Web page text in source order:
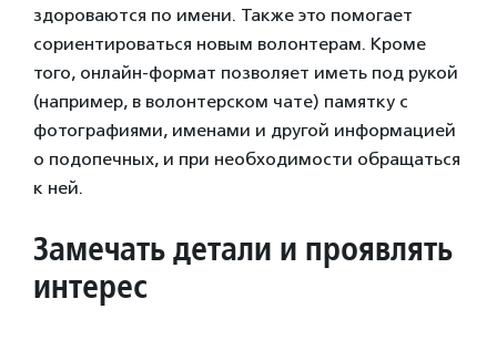
здороваются по имени. Также это помогает
сориентироваться новым волонтерам. Кроме
того, онлайн-формат позволяет иметь под рукой
(например, в волонтерском чате) памятку с
фотографиями, именами и другой информацией
о подопечных, и при необходимости обращаться
к ней.
Замечать детали и проявлять
интерес